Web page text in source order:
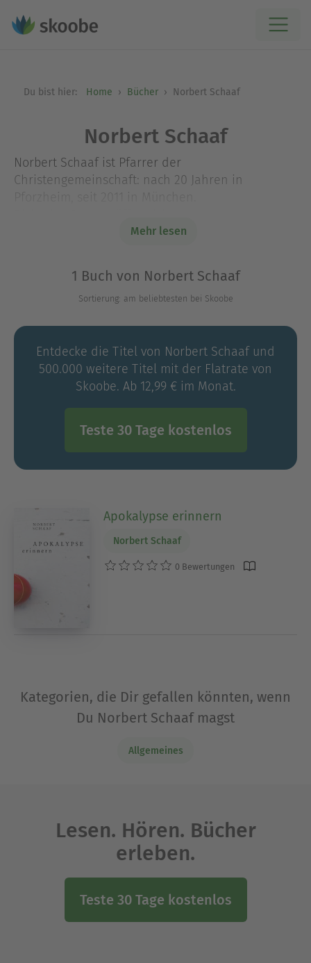
Du bist hier: Home Bücher Norbert Schaaf
Norbert Schaaf
Norbert Schaaf ist Pfarrer der
Christengemeinschaft: nach 20 Jahren in
Mandorla, Expedition in den Zwischenraum
Downunder Beuys (der Darmstädter Beuys-Block).
5G und Ich (Paul Celans Flaschenpost und das
Leben mit der Strahlung).
Mehr lesen
1 Buch von Norbert Schaaf
Sortierung: am beliebtesten bei Skoobe
Entdecke die Titel von Norbert Schaaf und
500.000 weitere Titel mit der Flatrate von
Skoobe. Ab 12,99 € im Monat.
Teste 30 Tage kostenlos
Apokalypse erinnern
Norbert Schaaf
0 Bewertungen
Kategorien, die Dir gefallen könnten, wenn
Du Norbert Schaaf magst
Allgemeines
Lesen. Hören. Bücher
erleben.
Teste 30 Tage kostenlos